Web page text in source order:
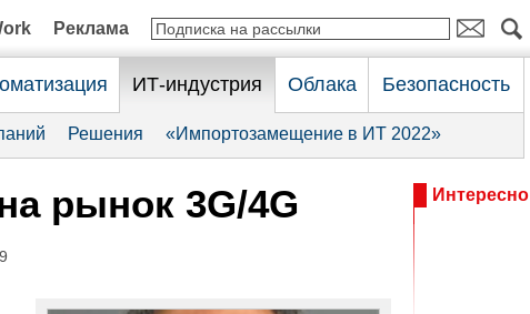
Реклама
ИТ-индустрия Облака Безопасность
Решения «Импортозамещение в ИТ 2022»
рынок 3G/4G Интересно